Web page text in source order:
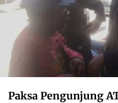
Paksa Pengunjung